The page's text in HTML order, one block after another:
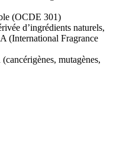
(OCDE 301)
d’ingrédients naturels,
(International Fragrance
mutagènes,